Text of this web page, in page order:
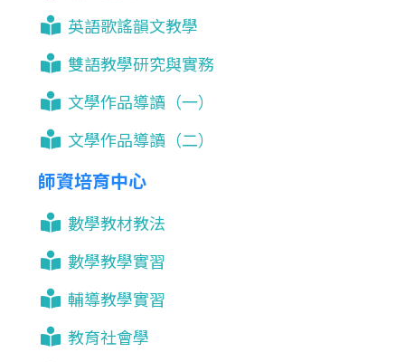
英語歌謠韻文教學
雙語教學研究與實務
文學作品導讀（一）
文學作品導讀（二）
師資培育中心
數學教材教法
數學教學實習
輔導教學實習
教育社會學